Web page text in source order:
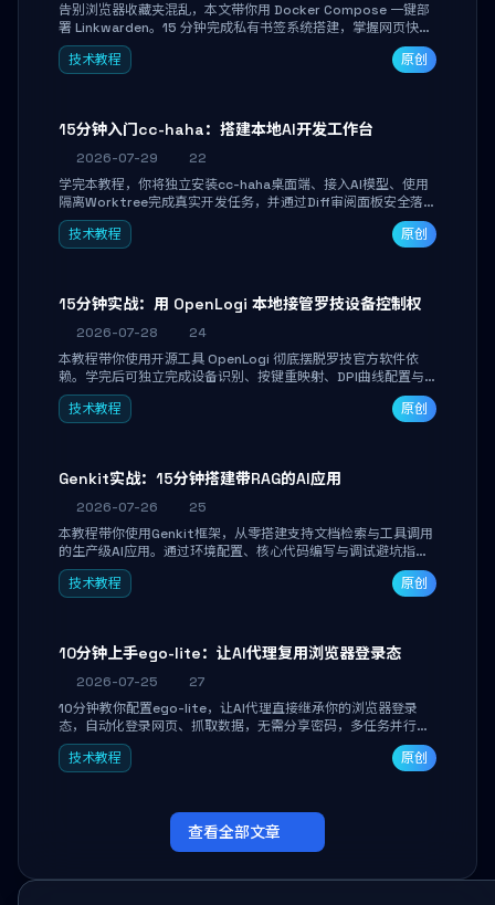
告别浏览器收藏夹混乱，本文带你用 Docker Compose 一键部
署 Linkwarden。15 分钟完成私有书签系统搭建，掌握网页快照
归档、高亮批注、分类管理与全文搜索。适合开发者与知识工作
者打造个人知识库，资料统一归档，随时检索。
技术教程 原创
15分钟入门cc-haha：搭建本地AI开发工作台
2026-07-29
22
学完本教程，你将独立安装cc-haha桌面端、接入AI模型、使用
隔离Worktree完成真实开发任务，并通过Diff审阅面板安全落地
AI代码改写。告别终端黑盒操作，让AI在沙箱环境中工作，你只
做审阅和决策。
技术教程 原创
15分钟实战：用 OpenLogi 本地接管罗技设备控制权
2026-07-28
24
本教程带你使用开源工具 OpenLogi 彻底摆脱罗技官方软件依
赖。学完后可独立完成设备识别、按键重映射、DPI曲线配置与
SmartShift调节，实现完全离线控制，保护隐私并释放硬件性
能。
技术教程 原创
Genkit实战：15分钟搭建带RAG的AI应用
2026-07-26
25
本教程带你使用Genkit框架，从零搭建支持文档检索与工具调用
的生产级AI应用。通过环境配置、核心代码编写与调试避坑指
南，学完即可掌握多模型切换、RAG管道构建及函数调用注册，
独立开发高效AI智能体。
技术教程 原创
10分钟上手ego-lite：让AI代理复用浏览器登录态
2026-07-25
27
10分钟教你配置ego-lite，让AI代理直接继承你的浏览器登录
态，自动化登录网页、抓取数据，无需分享密码，多任务并行不
干扰日常使用。
技术教程
原创
查看全部文章